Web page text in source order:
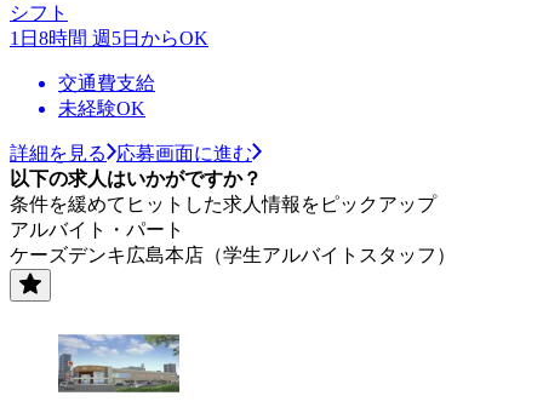
シフト
1日8時間 週5日からOK
交通費支給
未経験OK
詳細を見る
応募画面に進む
以下の求人はいかがですか？
条件を緩めてヒットした求人情報をピックアップ
アルバイト・パート
ケーズデンキ広島本店（学生アルバイトスタッフ）